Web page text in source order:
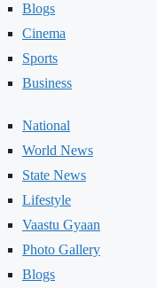
Blogs
Cinema
Sports
Business
National
World News
State News
Lifestyle
Vaastu Gyaan
Photo Gallery
Blogs